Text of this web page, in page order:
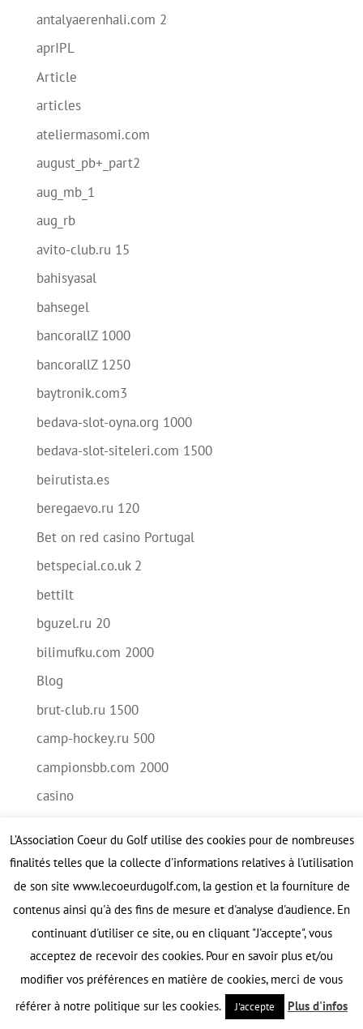
antalyaerenhali.com 2
aprIPL
Article
articles
ateliermasomi.com
august_pb+_part2
aug_mb_1
aug_rb
avito-club.ru 15
bahisyasal
bahsegel
bancorallZ 1000
bancorallZ 1250
baytronik.com3
bedava-slot-oyna.org 1000
bedava-slot-siteleri.com 1500
beirutista.es
beregaevo.ru 120
Bet on red casino Portugal
betspecial.co.uk 2
bettilt
bguzel.ru 20
bilimufku.com 2000
Blog
brut-club.ru 1500
camp-hockey.ru 500
campionsbb.com 2000
casino
centralrest.ru 500
Corgibet Casino
creativeworkingplayground.com 1000
czcasinoonline
dating
L’Association Coeur du Golf utilise des cookies pour de nombreuses
finalités telles que la collecte d'informations relatives à l'utilisation
de son site www.lecoeurdugolf.com, la gestion et la fourniture de
contenus ainsi qu'à des fins de mesure et d'analyse d'audience. En
continuant d'utiliser ce site, ou en cliquant "J'accepte", vous
acceptez de recevoir des cookies. Pour en savoir plus et/ou
modifier vos préférences en matière de cookies, merci de vous
référer à notre politique sur les cookies.
J'accepte Plus d'infos